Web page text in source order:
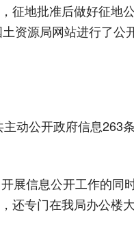
征地批准后做好征地
资源局网站进行了公
动公开政府信息263
信息公开工作的同
还专门在我局办公楼